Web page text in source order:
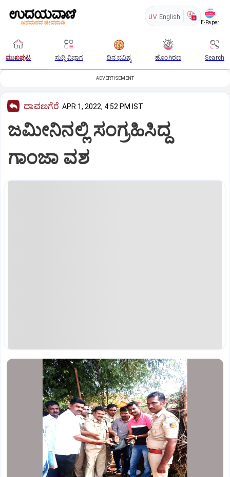
UV English
E-Paper
ಮುಖಪುಟ ಸುದ್ದಿ ವಿಭಾಗ ದಿನ ಭವಿಷ್ಯ ಹೊಂಗಿರಣ Search
ADVERTISEMENT
ದಾವಣಗೆರೆ APR 1, 2022, 4:52 PM IST
ಜಮೀನಿನಲ್ಲಿ ಸಂಗ್ರಹಿಸಿದ್ದ
ಗಾಂಜಾ ವಶ